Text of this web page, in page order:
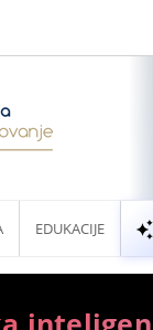
EDUKACIJE